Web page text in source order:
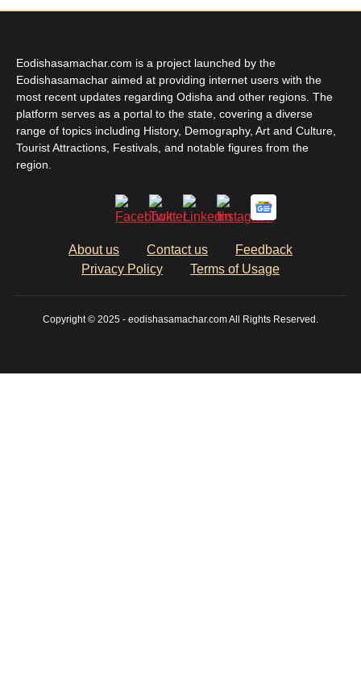
Eodishasamachar.com is a project launched by the
Eodishasamachar aimed at providing internet users with the
most recent updates regarding Odisha and other regions. The
platform serves as a portal to the state, covering a diverse
range of topics including History, Demography, Art and Culture,
Tourist Attractions, Festivals, and notable figures from the
region.
About us Contact us
Feedback
Privacy Policy
Terms of Usage
Copyright © 2025 - eodishasamachar.com All Rights Reserved.